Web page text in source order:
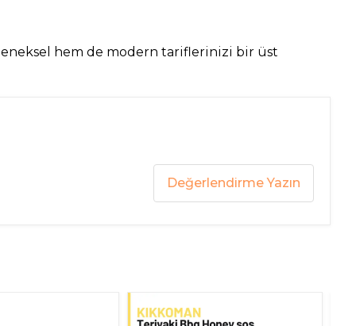
hem de modern tariflerinizi bir üst
Değerlendirme Yazın